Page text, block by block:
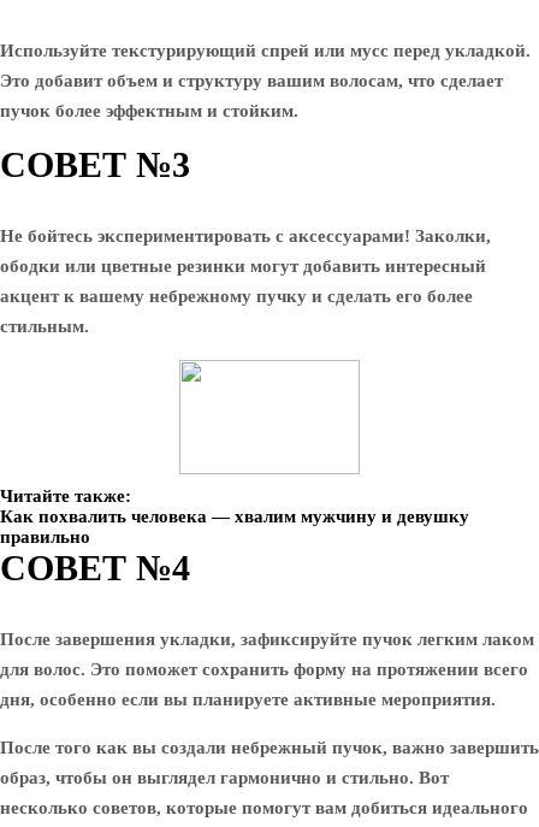
Используйте текстурирующий спрей или мусс перед укладкой.
Это добавит объем и структуру вашим волосам, что сделает
пучок более эффектным и стойким.
СОВЕТ №3
Не бойтесь экспериментировать с аксессуарами! Заколки,
ободки или цветные резинки могут добавить интересный
акцент к вашему небрежному пучку и сделать его более
стильным.
Читайте также:
Как похвалить человека — хвалим мужчину и девушку
правильно
СОВЕТ №4
После завершения укладки, зафиксируйте пучок легким лаком
для волос. Это поможет сохранить форму на протяжении всего
дня, особенно если вы планируете активные мероприятия.
После того как вы создали небрежный пучок, важно завершить
образ, чтобы он выглядел гармонично и стильно. Вот
несколько советов, которые помогут вам добиться идеального